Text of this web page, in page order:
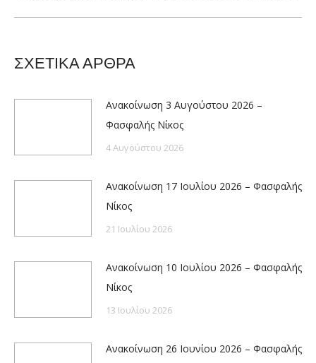
ΣΧΕΤΙΚΑ ΑΡΘΡΑ
Ανακοίνωση 3 Αυγούστου 2026 –
Φασφαλής Νίκος
4 Αυγούστου 2026
Ανακοίνωση 17 Ιουλίου 2026 – Φασφαλής
Νίκος
21 Ιουλίου 2026
Ανακοίνωση 10 Ιουλίου 2026 – Φασφαλής
Νίκος
13 Ιουλίου 2026
Ανακοίνωση 26 Ιουνίου 2026 – Φασφαλής